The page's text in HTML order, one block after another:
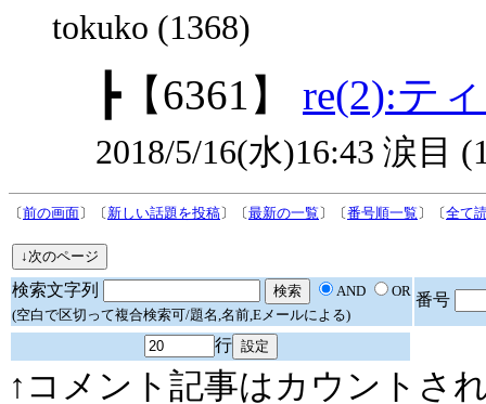
tokuko (1368)
┣【6361】 re(2):テ
2018/5/16(水)16:43 涙目
〔前の画面〕〔 新しい話題を投稿〕〔最新の一覧 〕〔番号順一覧 〕〔全て
検索文字列 AND
OR
(空白で区切って複合検索可/題名,名前,Eメールによる)
番号
行
↑コメント記事はカウントさ